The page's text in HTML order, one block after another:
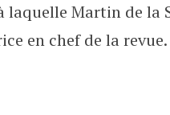
laquelle Martin de la
en chef de la revue.